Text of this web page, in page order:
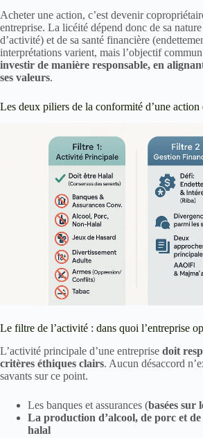
Acheter une action, c’est devenir
entreprise. La licéité dépend donc de sa
d’activité) et de sa santé financière
interprétations varient, mais l’objectif
investir de manière responsable, en
ses valeurs.
Les deux piliers de la conformité d’une action
Le filtre de l’activité : dans quoi l’entreprise
L’activité principale d’une entreprise doit
critères éthiques clairs. Aucun désaccord
savants sur ce point.
Les banques et assurances (basées sur
La production d’alcool, de porc et
halal